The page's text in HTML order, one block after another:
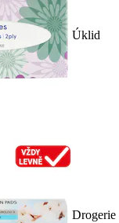
Úklid
Drogerie